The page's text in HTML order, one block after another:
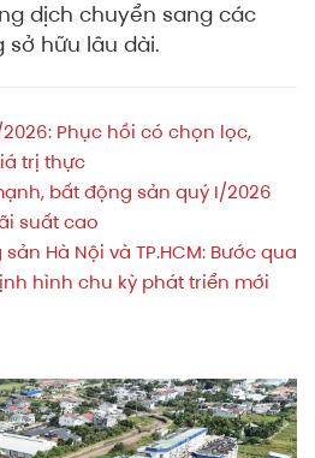
dịch chuyển sang các
hữu lâu dài.
Phục hồi có chọn lọc,
trị thực
bất động sản quý I/2026
suất cao
Hà Nội và TP.HCM: Bước qua
hình chu kỳ phát triển mới